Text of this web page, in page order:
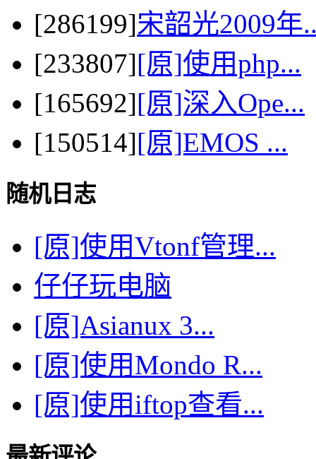
[286199]宋韶光2009年
[233807][原]使用php...
[165692][原]深入Ope...
[150514][原]EMOS ...
随机日志
[原]使用Vtonf管理...
仔仔玩电脑
[原]Asianux 3...
[原]使用Mondo R...
[原]使用iftop查看...